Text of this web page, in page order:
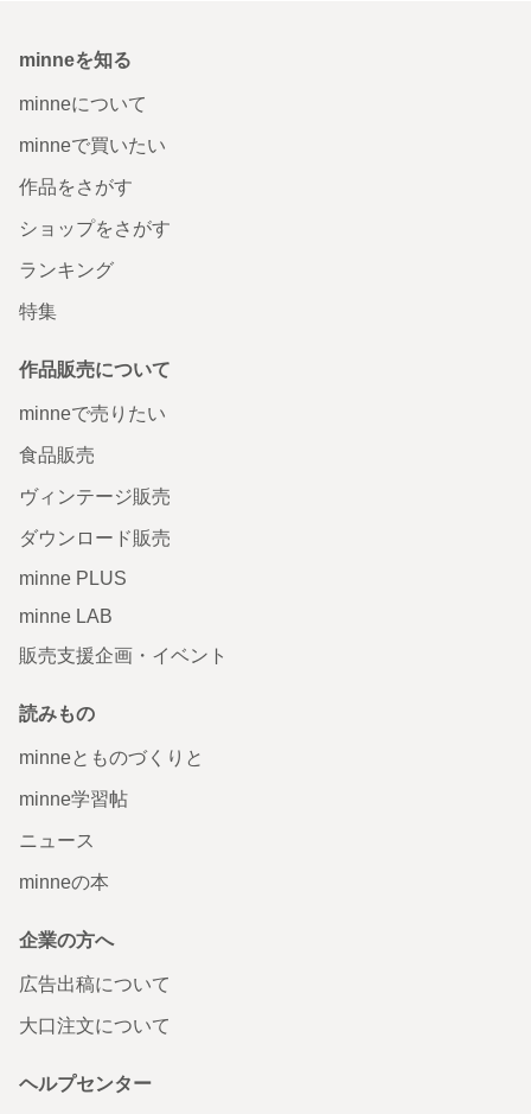
minneを知る
minneについて
minneで買いたい
作品をさがす
ショップをさがす
ランキング
特集
作品販売について
minneで売りたい
食品販売
ヴィンテージ販売
ダウンロード販売
minne PLUS
minne LAB
販売支援企画・イベント
読みもの
minneとものづくりと
minne学習帖
ニュース
minneの本
企業の方へ
広告出稿について
大口注文について
ヘルプセンター